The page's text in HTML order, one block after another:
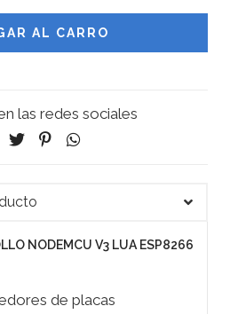
las redes sociales
NODEMCU V3 LUA ESP8266
de placas